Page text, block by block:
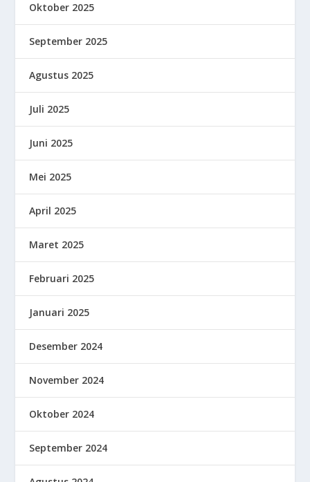
Oktober 2025
September 2025
Agustus 2025
Juli 2025
Juni 2025
Mei 2025
April 2025
Maret 2025
Februari 2025
Januari 2025
Desember 2024
November 2024
Oktober 2024
September 2024